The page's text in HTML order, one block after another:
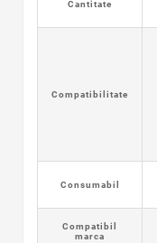
Cantitate
Compatibilitate
Consumabil
Compatibil
marca